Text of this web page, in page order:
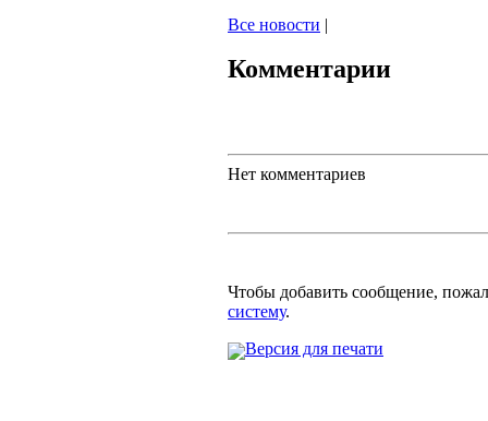
Все новости |
Комментарии
Нет комментариев
Чтобы добавить сообщение,
систему.
Версия для печати